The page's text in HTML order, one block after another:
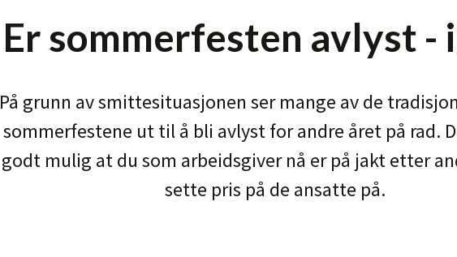
Er sommerfesten avlyst -
På grunn av smittesituasjonen ser mange av de
sommerfestene ut til å bli avlyst for andre året på rad.
godt mulig at du som arbeidsgiver nå er på jakt etter
sette pris på de ansatte på.